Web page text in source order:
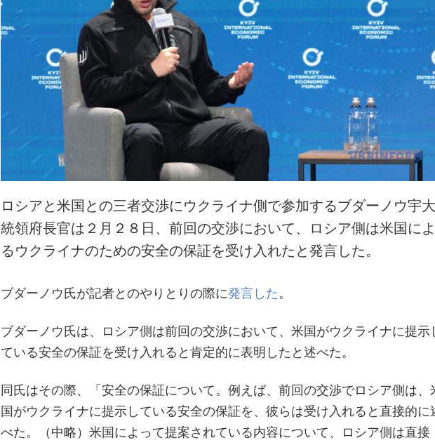
ロシアと米国との三者交渉にウクライナ側で参加するブダーノウ宇大
統領府長官は２月２８日、前回の交渉において、ロシア側は米国によ
るウクライナのための安全の保証を受け入れたと発言した。
ブダーノウ氏が記者とのやりとりの際に発言した 。
ブダーノウ氏は、ロシア側は前回の交渉において、米国がウクライナに提示
ている安全の保証を受け入れると肯定的に表明したと述べた。
同氏はその際、「安全の保証について。例えば、前回の交渉でロシア側は、
国がウクライナに提示している安全の保証を、彼らは受け入れると直接的に
べた。（中略）米国によって提案されている内容について、ロシア側は直接